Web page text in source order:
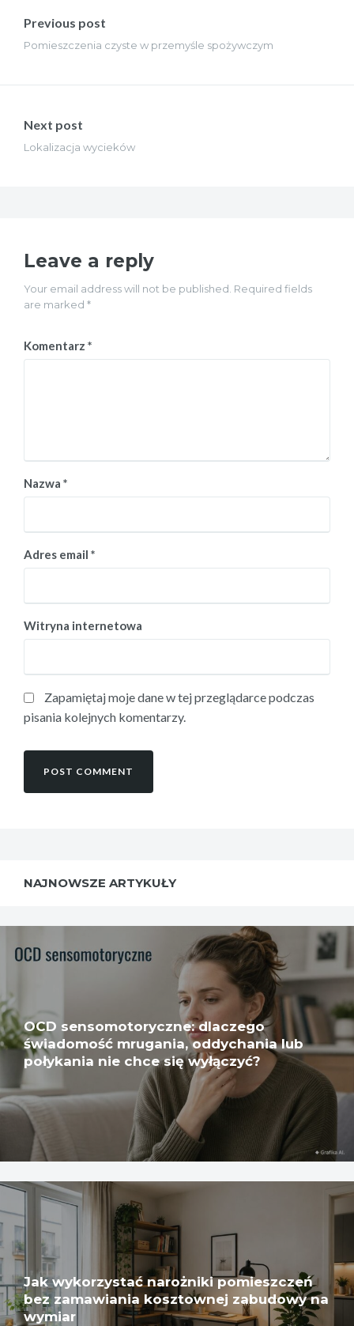
wpisu
Previous post
Pomieszczenia czyste w przemyśle spożywczym
Next post
Lokalizacja wycieków
Leave a reply
Your email address will not be published. Required fields
are marked *
Komentarz *
Nazwa *
Adres email *
Witryna internetowa
Zapamiętaj moje dane w tej przeglądarce podczas
pisania kolejnych komentarzy.
NAJNOWSZE ARTYKUŁY
OCD sensomotoryczne: dlaczego
świadomość mrugania, oddychania lub
połykania nie chce się wyłączyć?
Jak wykorzystać narożniki pomieszczeń
bez zamawiania kosztownej zabudowy na
wymiar